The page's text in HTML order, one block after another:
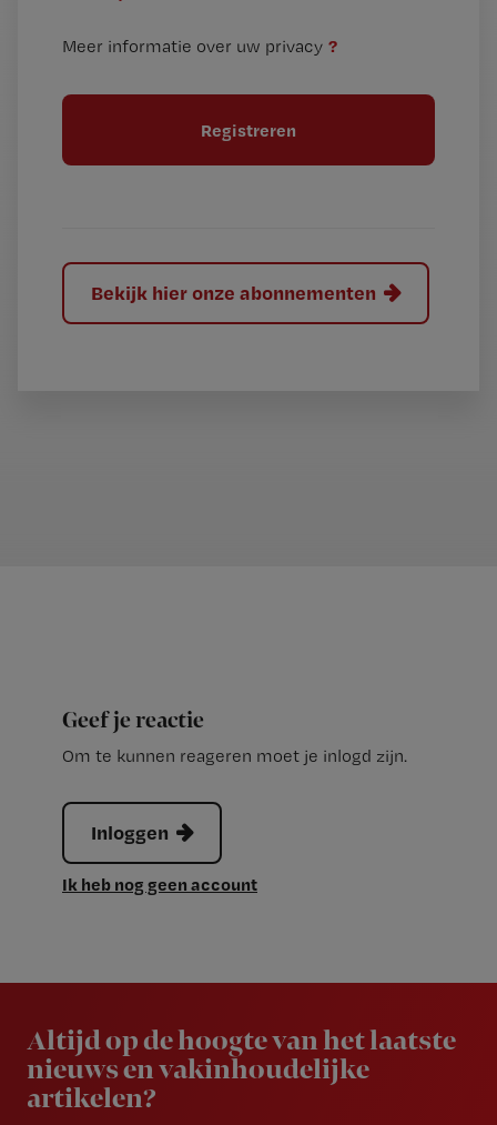
tt
l
Meer informatie over uw privacy ?
Bekijk hier onze abonnementen
Geef je reactie
Om te kunnen reageren moet je inlogd zijn.
Inloggen
Ik heb nog geen account
Altijd op de hoogte van het laatste
nieuws en vakinhoudelijke
artikelen?